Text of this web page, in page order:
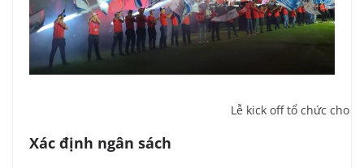
Lễ kick off tổ chức cho
Xác định ngân sách